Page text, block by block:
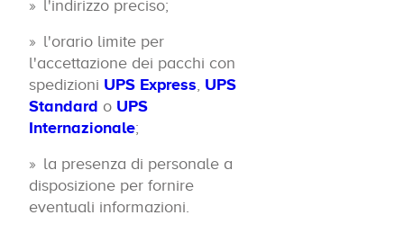
l'indirizzo preciso;
l'orario limite per
l'accettazione dei pacchi con
spedizioni UPS Express, UPS
Standard o UPS
Internazionale;
la presenza di personale a
disposizione per fornire
eventuali informazioni.